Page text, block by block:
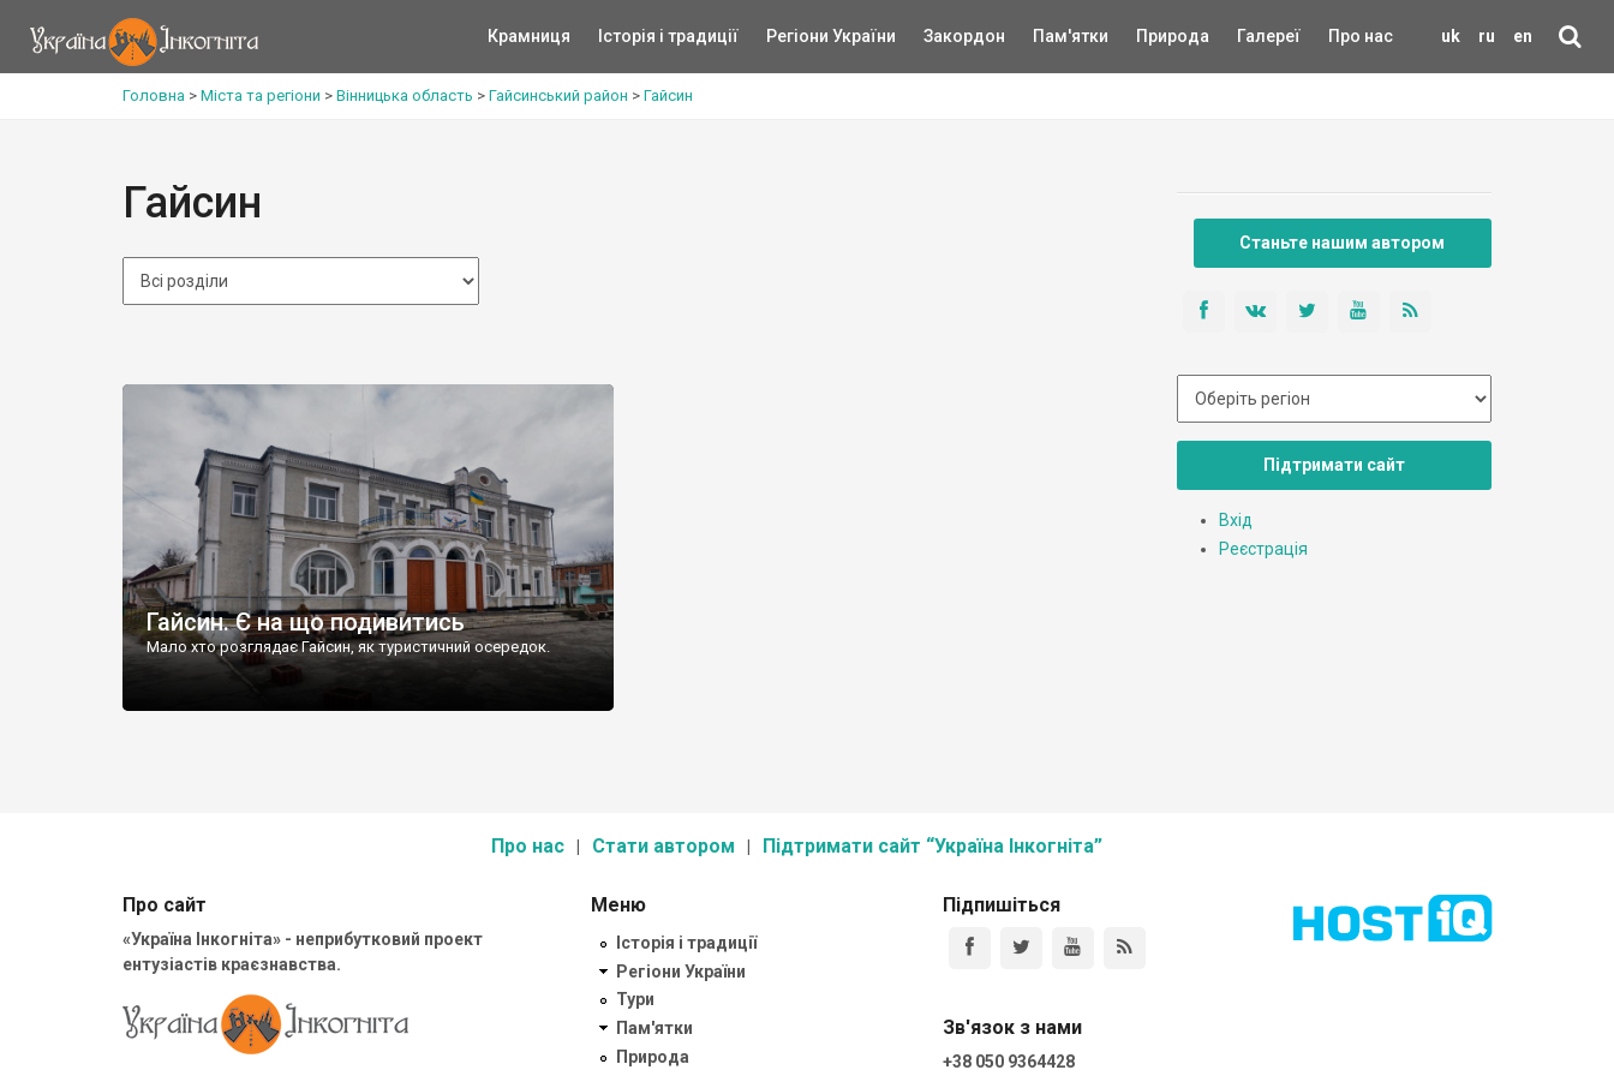
uk ru en
Крамниця Історія і традиції Регіони України Закордон Пам'ятки Природа Галереї Про нас
Головна > Міста та регіони > Вінницька область > Гайсинський район > Гайсин
Гайсин
Гайсин. Є на що подивитись
Мало хто розглядає Гайсин, як туристичний осередок.
Станьте нашим автором
Підтримати сайт
Вхід
Реєстрація
Про нас Стати автором Підтримати сайт “Україна Інкогніта”
Про сайт
«Україна Інкогніта» - неприбутковий проект
ентузіастів краєзнавства.
Меню
Історія і традиції
Регіони України
Тури
Пам'ятки
Природа
Підпишіться
Зв'язок з нами
+38 050 9364428